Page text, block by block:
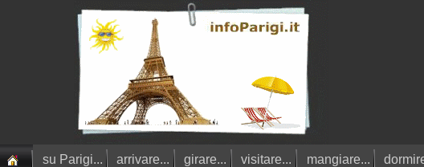
su Parigi... arrivare... girare... visitare... mangiare...